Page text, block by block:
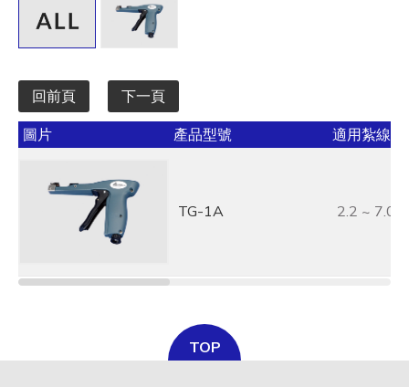
寬 W mm / inch
全選
承受力 lbs/kgf/N
全選
最大束線徑 (mm)
全選
回前頁 下一頁
圖片 產品型號 適用紮線
TG-1A 2.2 ~ 7.0
TOP